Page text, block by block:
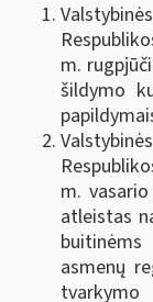
m.
šildymo
m.
atleistas
asmenų